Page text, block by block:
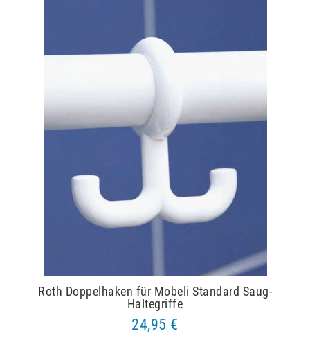
Roth Doppelhaken für Mobeli Standard Saug-
Haltegriffe
24,95 €